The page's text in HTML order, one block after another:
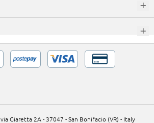
via Giaretta 2A - 37047 - San Bonifacio (VR) - Italy